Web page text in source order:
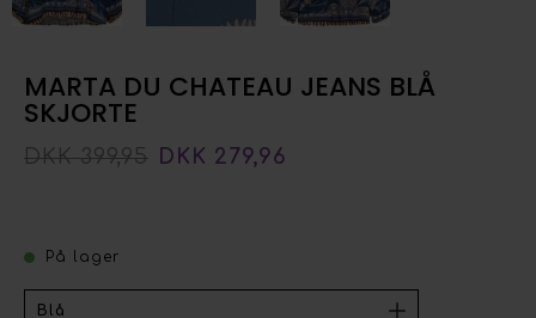
MARTA DU CHATEAU JEANS BLÅ
SKJORTE
DKK 399,95 DKK 279,96
På lager